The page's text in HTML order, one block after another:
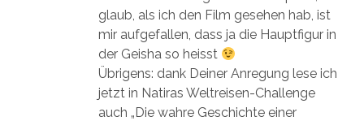
glaub, als ich den Film gesehen hab, ist
mir aufgefallen, dass ja die Hauptfigur in
der Geisha so heisst
Übrigens: dank Deiner Anregung lese ich
jetzt in Natiras Weltreisen-Challenge
auch „Die wahre Geschichte einer